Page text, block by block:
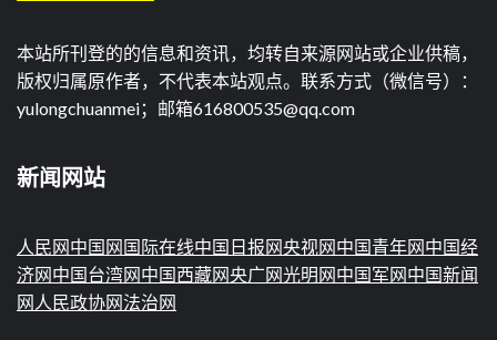
本站所刊登的的信息和资讯，均转自来源网站或企业供稿，
版权归属原作者，不代表本站观点。联系方式（微信号）：
yulongchuanmei；邮箱616800535@qq.com
新闻网站
人民网中国网 国际在线中国日报网央视网中国青年网中国经
济网中国台湾网中国西藏网央广网光明网中国军网中国新闻
网 人民政协网法治网